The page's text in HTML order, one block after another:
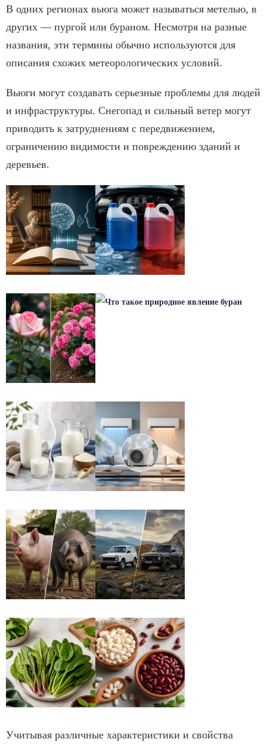
В одних регионах вьюга может называться метелью, в
других — пургой или бураном. Несмотря на разные
названия, эти термины обычно используются для
описания схожих метеорологических условий.
Вьюги могут создавать серьезные проблемы для людей
и инфраструктуры. Снегопад и сильный ветер могут
приводить к затруднениям с передвижением,
ограничению видимости и повреждению зданий и
деревьев.
Учитывая различные характеристики и свойства